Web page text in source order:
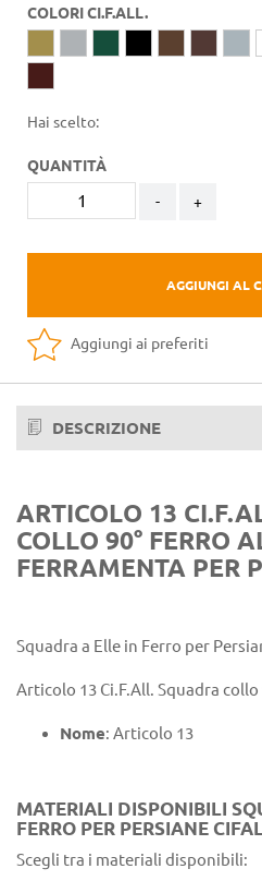
COLORI CI.F.ALL.
Hai scelto:
QUANTITÀ
- +
AGGIUNGI AL
Aggiungi ai preferiti
DESCRIZIONE
ARTICOLO 13
COLLO 90° FERRO
FERRAMENTA PER
Squadra a Elle in Ferro per
Articolo 13 Ci.F.All. Squadra collo
Nome: Articolo 13
MATERIALI DISPONIBILI
FERRO PER PERSIANE
Scegli tra i materiali disponibili: